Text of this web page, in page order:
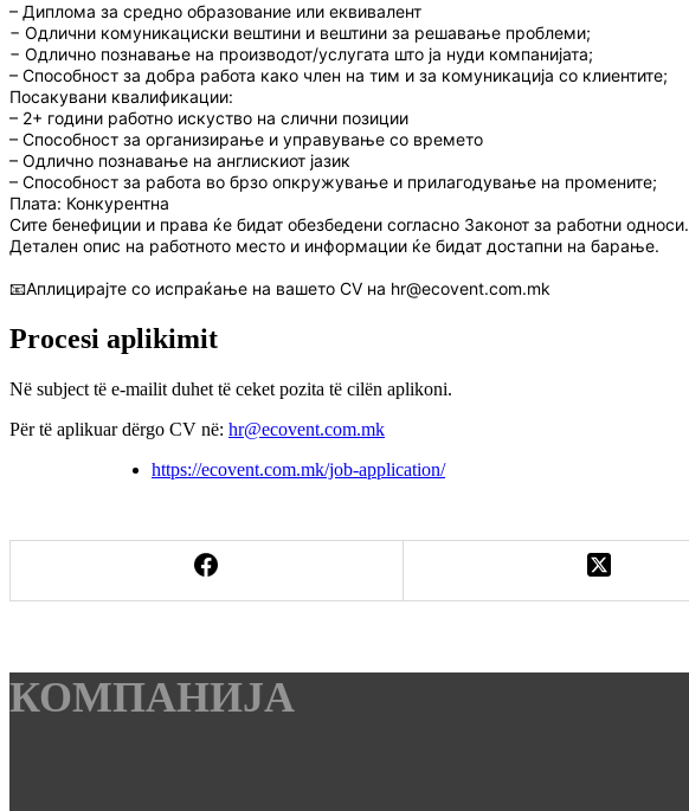
– Диплома за средно образование или еквивалент
− Одлични комуникациски вештини и вештини за решавање проблеми;
− Одлично познавање на производот/услугата што ја нуди компанијата;
– Способност за добра работа како член на тим и за комуникација со клиентите;
Посакувани квалификации:
– 2+ години работно искуство на слични позиции
– Способност за организирање и управување со времето
– Одлично познавање на англискиот јазик
– Способност за работа во брзо опкружување и прилагодување на промените;
Плата: Конкурентна
Сите бенефиции и права ќе бидат обезбедени согласно Законот за работни односи.
Детален опис на работното место и информации ќе бидат достапни на барање.
📧Аплицирајте со испраќање на вашето CV на hr@ecovent.com.mk
Procesi aplikimit
Në subject të e-mailit duhet të ceket pozita të cilën aplikoni.
Për të aplikuar dërgo CV në: hr@ecovent.com.mk
https://ecovent.com.mk/job-application/
КОМПАНИЈА